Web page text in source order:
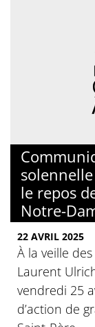
le repos
Notre-
22 AVRIL 2025
À la veille
Laurent
vendredi 25
d’action de